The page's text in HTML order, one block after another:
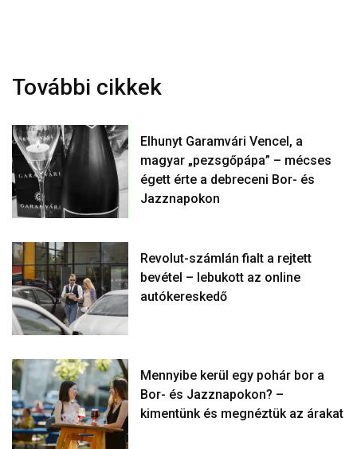
További cikkek
Elhunyt Garamvári Vencel, a
magyar „pezsgőpápa” – mécses
égett érte a debreceni Bor- és
Jazznapokon
Revolut-számlán fialt a rejtett
bevétel – lebukott az online
autókereskedő
Mennyibe kerül egy pohár bor a
Bor- és Jazznapokon? –
kimentünk és megnéztük az árakat